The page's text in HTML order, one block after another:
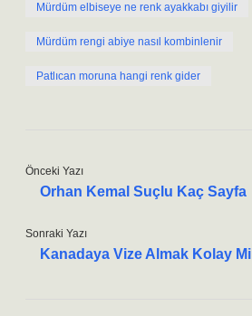
Mürdüm elbiseye ne renk ayakkabı giyilir
Mürdüm rengi abiye nasıl kombinlenir
Patlıcan moruna hangi renk gider
Önceki Yazı
Orhan Kemal Suçlu Kaç Sayfa
Sonraki Yazı
Kanadaya Vize Almak Kolay Mi